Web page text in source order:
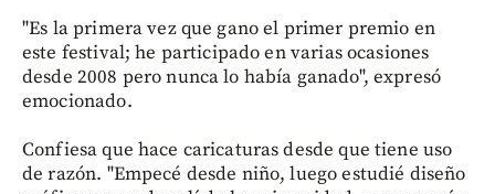
"Es la primera vez que gano el primer premio en
este festival; he participado en varias ocasiones
desde 2008 pero nunca lo había ganado", expresó
emocionado.
Confiesa que hace caricaturas desde que tiene uso
de razón. "Empecé desde niño, luego estudié diseño